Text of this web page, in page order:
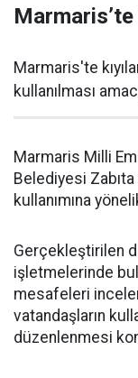
Marmaris’te
Marmaris'te
kullanılması
Marmaris Milli
Belediyesi Zabıta
kullanımına
Gerçekleştirilen
işletmelerinde
mesafeleri
vatandaşların
düzenlenmesi